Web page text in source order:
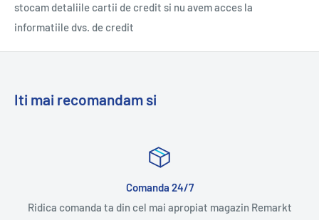
stocam detaliile cartii de credit si nu avem acces la
informatiile dvs. de credit
Iti mai recomandam si
Comanda 24/7
Ridica comanda ta din cel mai apropiat magazin Remarkt